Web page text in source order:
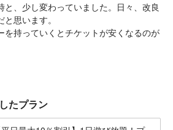
と、少し変わっていました。日々、改良
思います。
を持っていくとチケットが安くなるのが
たプラン